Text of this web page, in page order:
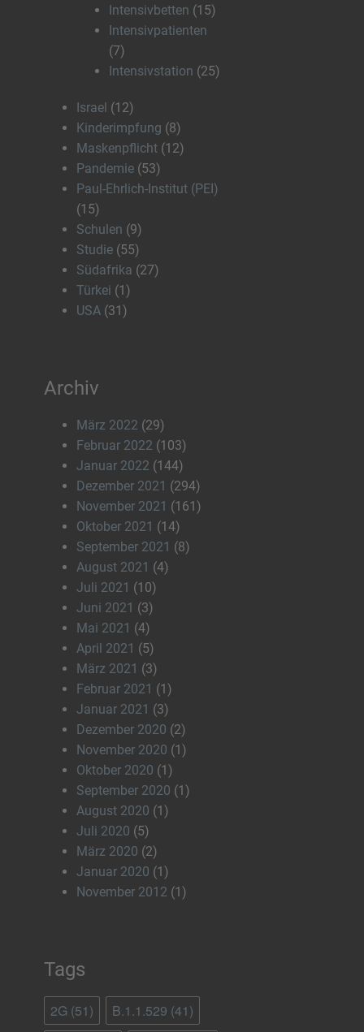
Intensivbetten (15)
Intensivpatienten
(7)
Intensivstation (25)
Israel (12)
Kinderimpfung (8)
Maskenpflicht (12)
Pandemie (53)
Paul-Ehrlich-Institut (PEI)
(15)
Schulen (9)
Studie (55)
Südafrika (27)
Türkei (1)
USA (31)
Archiv
März 2022 (29)
Februar 2022 (103)
Januar 2022 (144)
Dezember 2021 (294)
November 2021 (161)
Oktober 2021 (14)
September 2021 (8)
August 2021 (4)
Juli 2021 (10)
Juni 2021 (3)
Mai 2021 (4)
April 2021 (5)
März 2021 (3)
Februar 2021 (1)
Januar 2021 (3)
Dezember 2020 (2)
November 2020 (1)
Oktober 2020 (1)
September 2020 (1)
August 2020 (1)
Juli 2020 (5)
März 2020 (2)
Januar 2020 (1)
November 2012 (1)
Tags
2G (51) B.1.1.529 (41)